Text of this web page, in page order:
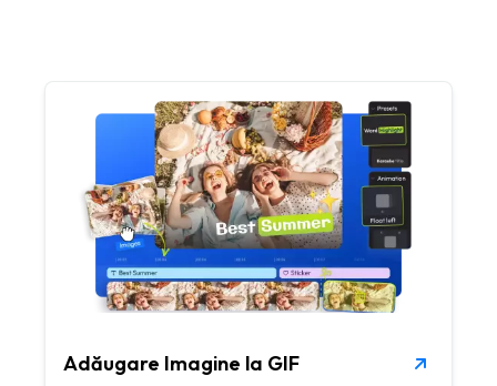
Adăugare Imagine la GIF